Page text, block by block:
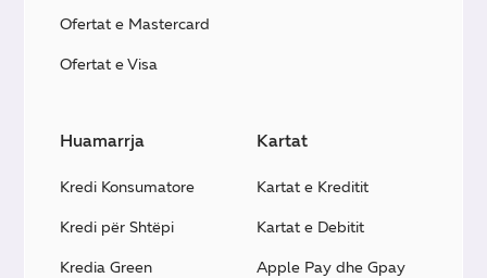
Ofertat e Mastercard
Ofertat e Visa
Huamarrja
Kredi Konsumatore
Kredi për Shtëpi
Kredia Green
Kartat
Kartat e Kreditit
Kartat e Debitit
Apple Pay dhe Gpay